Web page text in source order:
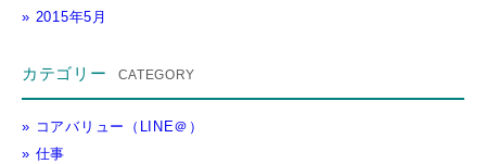
2015年5月
カテゴリー
コアバリュー（LINE＠）
仕事